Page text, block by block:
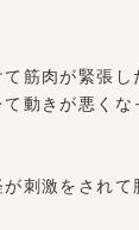
筋肉が緊張し
動きが悪くな
刺激をされて